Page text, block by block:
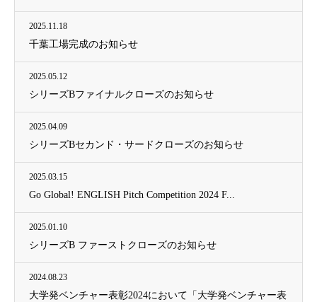
2025.11.18
千葉工場完成のお知らせ
2025.05.12
シリーズBファイナルクローズのお知らせ
2025.04.09
シリーズBセカンド・サードクローズのお知らせ
2025.03.15
Go Global! ENGLISH Pitch Competition 2024 F...
2025.01.10
シリーズB ファーストクローズのお知らせ
2024.08.23
大学発ベンチャー表彰2024において「大学発ベンチャー表